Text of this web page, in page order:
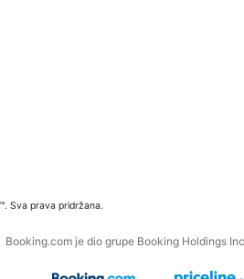
Sva prava pridržana.
Booking.com je dio grupe Booking Holdings